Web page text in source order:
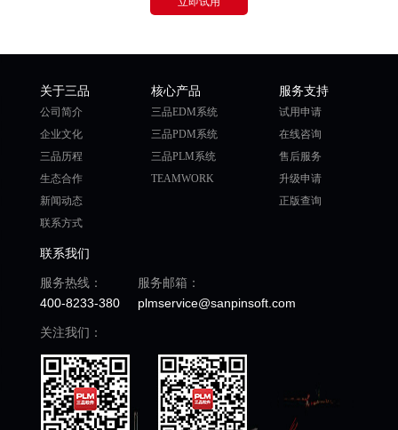
关于三品
公司简介
企业文化
三品历程
生态合作
新闻动态
联系方式
核心产品
三品EDM系统
三品PDM系统
三品PLM系统
TEAMWORK
服务支持
试用申请
在线咨询
售后服务
升级申请
正版查询
联系我们
服务热线：
400-8233-380
服务邮箱：
plmservice@sanpinsoft.com
关注我们：